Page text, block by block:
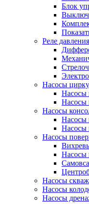
Блок
Реле давления
Насосы
Насосы
Насосы
Насосы
Насосы
Насосы
Насосы
Насосы
Насосы
Насосы
Насосы